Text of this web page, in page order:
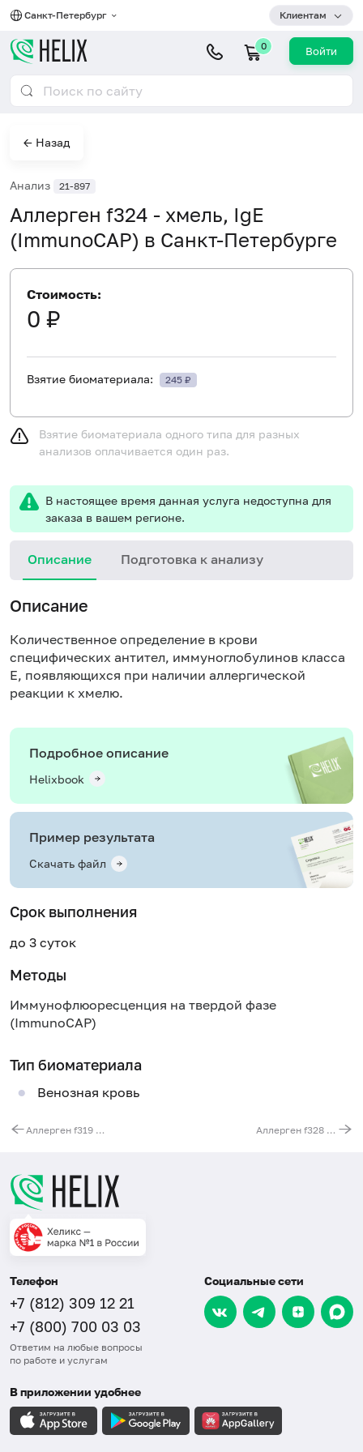
Санкт-Петербург Клиентам
0 Войти
← Назад
Анализ 21-897
Аллерген f324 - хмель, IgE
(ImmunoCAP) в Санкт-Петербурге
Стоимость:
0 ₽
Взятие биоматериала: 245 ₽
Взятие биоматериала одного типа для разных
анализов оплачивается один раз.
В настоящее время данная услуга недоступна для
заказа в вашем регионе.
Описание Подготовка к анализу
Описание
Количественное определение в крови
специфических антител, иммуноглобулинов класса
E, появляющихся при наличии аллергической
реакции к хмелю.
Подробное описание
Helixbook
Пример результата
Скачать файл
Срок выполнения
до 3 суток
Методы
Иммунофлюоресценция на твердой фазе
(ImmunoCAP)
Тип биоматериала
Венозная кровь
Аллерген f319 - свёкла, IgE (ImmunoCAP) Аллерген f328 - инжир, IgE (ImmunoCAP)
Телефон
+7 (812) 309 12 21
+7 (800) 700 03 03
Ответим на любые вопросы
по работе и услугам
Социальные сети
В приложении удобнее